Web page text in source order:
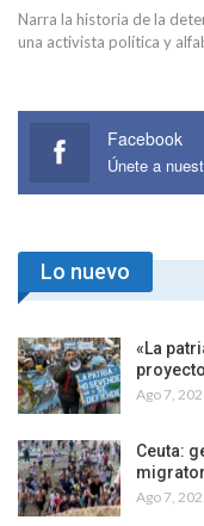
Narra la historia de la
una activista política y
Facebook
Únete a
Lo nuevo
«La
Ago 7,
Ceuta:
Ago 7,